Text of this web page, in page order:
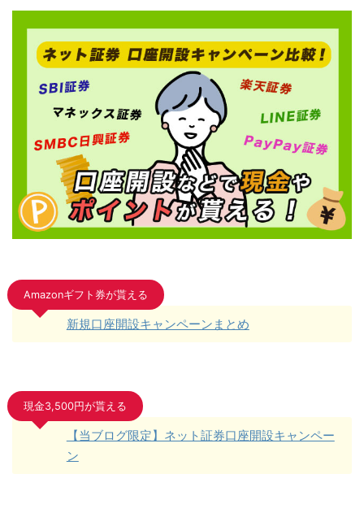
Amazonギフト券が貰える
新規口座開設キャンペーンまとめ
現金3,500円が貰える
【当ブログ限定】ネット証券口座開設キャンペー
ン